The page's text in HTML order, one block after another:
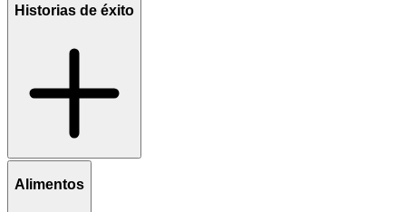
Historias de éxito
Alimentos